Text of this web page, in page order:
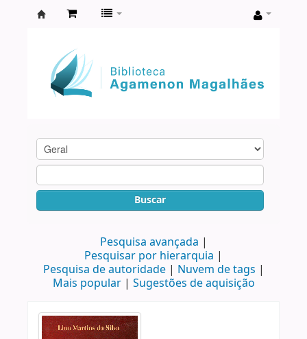
Agamenon
Magalhães
Buscar
Pesquisa avançada
Pesquisar por hierarquia
Pesquisa de autoridade
Nuvem de tags
Mais popular
Sugestões de aquisição